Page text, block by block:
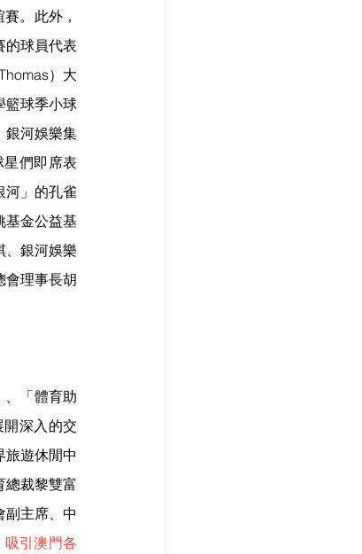
。此外，
的球員代表
）大
籃球季小球
銀河娛樂集
們即席表
河」的孔雀
基金公益基
、銀河娛樂
會理事長胡
、「體育助
深入的交
遊休閒中
裁黎雙富
主席、中
吸引澳門各